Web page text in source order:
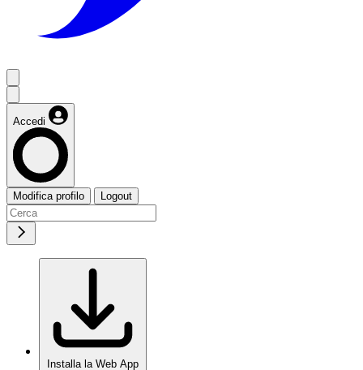
Accedi
Modifica profilo Logout
Installa la Web App